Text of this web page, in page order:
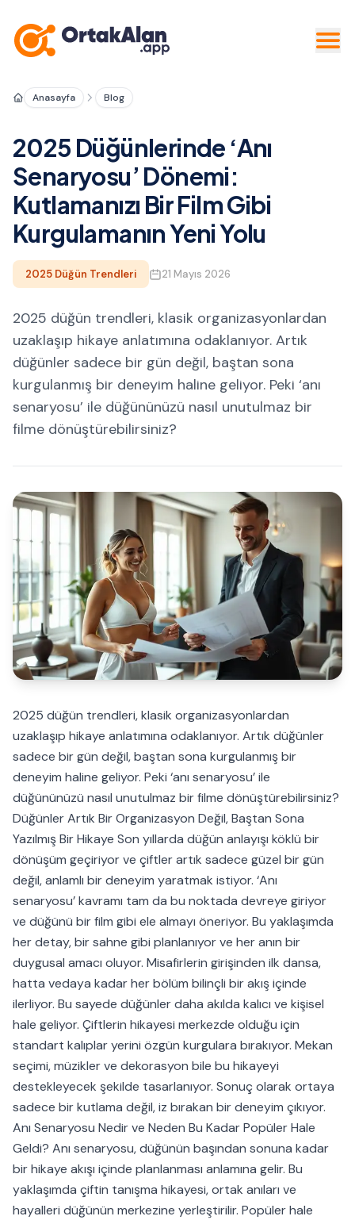
Anasayfa Blog
2025 Düğünlerinde ‘Anı
Senaryosu’ Dönemi:
Kutlamanızı Bir Film Gibi
Kurgulamanın Yeni Yolu
2025 Düğün Trendleri 21 Mayıs 2026
2025 düğün trendleri, klasik organizasyonlardan
uzaklaşıp hikaye anlatımına odaklanıyor. Artık
düğünler sadece bir gün değil, baştan sona
kurgulanmış bir deneyim haline geliyor. Peki ‘anı
senaryosu’ ile düğününüzü nasıl unutulmaz bir
filme dönüştürebilirsiniz?
2025 düğün trendleri, klasik organizasyonlardan
uzaklaşıp hikaye anlatımına odaklanıyor. Artık düğünler
sadece bir gün değil, baştan sona kurgulanmış bir
deneyim haline geliyor. Peki ‘anı senaryosu’ ile
düğününüzü nasıl unutulmaz bir filme dönüştürebilirsiniz?
Düğünler Artık Bir Organizasyon Değil, Baştan Sona
Yazılmış Bir Hikaye Son yıllarda düğün anlayışı köklü bir
dönüşüm geçiriyor ve çiftler artık sadece güzel bir gün
değil, anlamlı bir deneyim yaratmak istiyor. ‘Anı
senaryosu’ kavramı tam da bu noktada devreye giriyor
ve düğünü bir film gibi ele almayı öneriyor. Bu yaklaşımda
her detay, bir sahne gibi planlanıyor ve her anın bir
duygusal amacı oluyor. Misafirlerin girişinden ilk dansa,
hatta vedaya kadar her bölüm bilinçli bir akış içinde
ilerliyor. Bu sayede düğünler daha akılda kalıcı ve kişisel
hale geliyor. Çiftlerin hikayesi merkezde olduğu için
standart kalıplar yerini özgün kurgulara bırakıyor. Mekan
seçimi, müzikler ve dekorasyon bile bu hikayeyi
destekleyecek şekilde tasarlanıyor. Sonuç olarak ortaya
sadece bir kutlama değil, iz bırakan bir deneyim çıkıyor.
Anı Senaryosu Nedir ve Neden Bu Kadar Popüler Hale
Geldi? Anı senaryosu, düğünün başından sonuna kadar
bir hikaye akışı içinde planlanması anlamına gelir. Bu
yaklaşımda çiftin tanışma hikayesi, ortak anıları ve
hayalleri düğünün merkezine yerleştirilir. Popüler hale